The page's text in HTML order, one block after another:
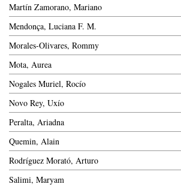
Martín Zamorano, Mariano
Mendonça, Luciana F. M.
Morales-Olivares, Rommy
Mota, Aurea
Nogales Muriel, Rocío
Novo Rey, Uxío
Peralta, Ariadna
Quemin, Alain
Rodríguez Morató, Arturo
Salimi, Maryam